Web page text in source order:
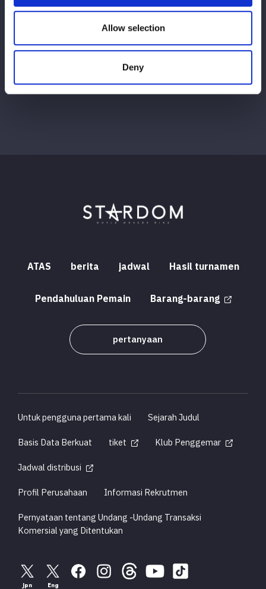
Allow selection
Deny
Lihat semua
ATAS berita jadwal Hasil turnamen
Pendahuluan Pemain Barang-barang
pertanyaan
Untuk pengguna pertama kali
Sejarah Judul
Basis Data Berkuat
tiket
Klub Penggemar
Jadwal distribusi
Profil Perusahaan
Informasi Rekrutmen
Pernyataan tentang Undang -Undang Transaksi
Komersial yang Ditentukan
Jpn Eng